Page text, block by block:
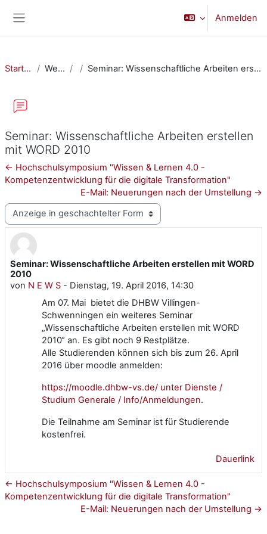
Anmelden
Startseite Website Seminar: Wissenschaftliche Arbeiten erstellen mit WORD 2010
Seminar: Wissenschaftliche Arbeiten erstellen
mit WORD 2010
← Hochschulsymposium "Wissen & Lernen 4.0 -
Kompetenzentwicklung für die digitale Transformation"
E-Mail: Neuerungen nach der Umstellung →
Anzeigemodus
Seminar: Wissenschaftliche Arbeiten erstellen mit WORD
2010
von N E W S - Dienstag, 19. April 2016, 14:30
Anzahl Antworten: 0
Am 07. Mai bietet die DHBW Villingen-
Schwenningen ein weiteres Seminar
„Wissenschaftliche Arbeiten erstellen mit WORD
2010“ an. Es gibt noch 9 Restplätze.
Alle Studierenden können sich bis zum 26. April
2016 über moodle anmelden:
https://moodle.dhbw-vs.de/ unter Dienste /
Studium Generale / Info/Anmeldungen.
Die Teilnahme am Seminar ist für Studierende
kostenfrei.
Dauerlink
← Hochschulsymposium "Wissen & Lernen 4.0 -
Kompetenzentwicklung für die digitale Transformation"
E-Mail: Neuerungen nach der Umstellung →